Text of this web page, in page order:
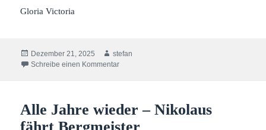
Gloria Victoria
Veröffentlicht
am
Dezember 21, 2025 Autor
stefan
Schreibe einen Kommentarzu Einen schönen 4ten Advent
Alle Jahre wieder – Nikolaus